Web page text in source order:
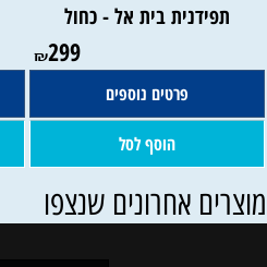
תפידנית בית אל - כחול
₪299
פרטים נוספים
הוסף לסל
אחרונים שנצפו